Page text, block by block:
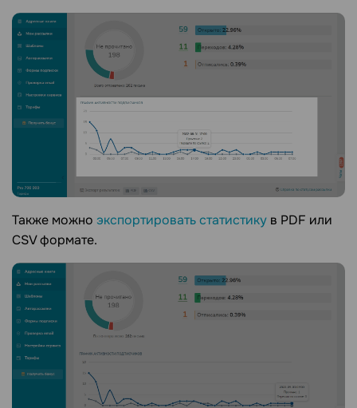
Также можно экспортировать статистику в PDF или
CSV формате.